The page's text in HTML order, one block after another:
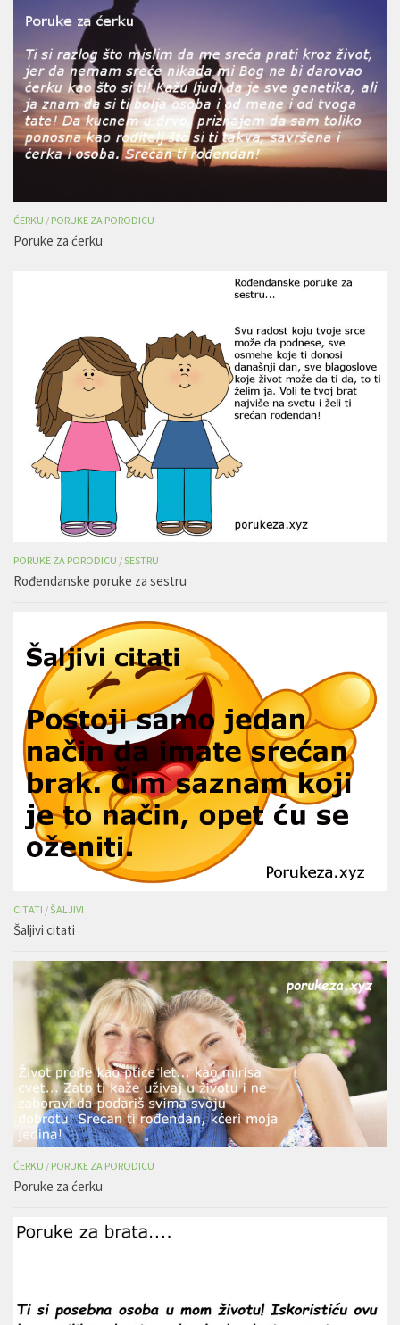
ĆERKU / PORUKE ZA PORODICU
Poruke za ćerku
PORUKE ZA PORODICU /SESTRU
Rođendanske poruke za sestru
CITATI / ŠALJIVI
Šaljivi citati
ĆERKU / PORUKE ZA PORODICU
Poruke za ćerku